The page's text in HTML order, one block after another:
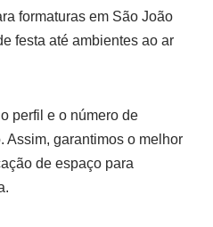
formaturas em São João
festa até ambientes ao ar
perfil e o número de
Assim, garantimos o melhor
de espaço para